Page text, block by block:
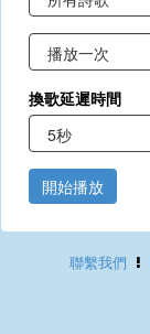
換歌延遲時間
開始播放
聯繫我們